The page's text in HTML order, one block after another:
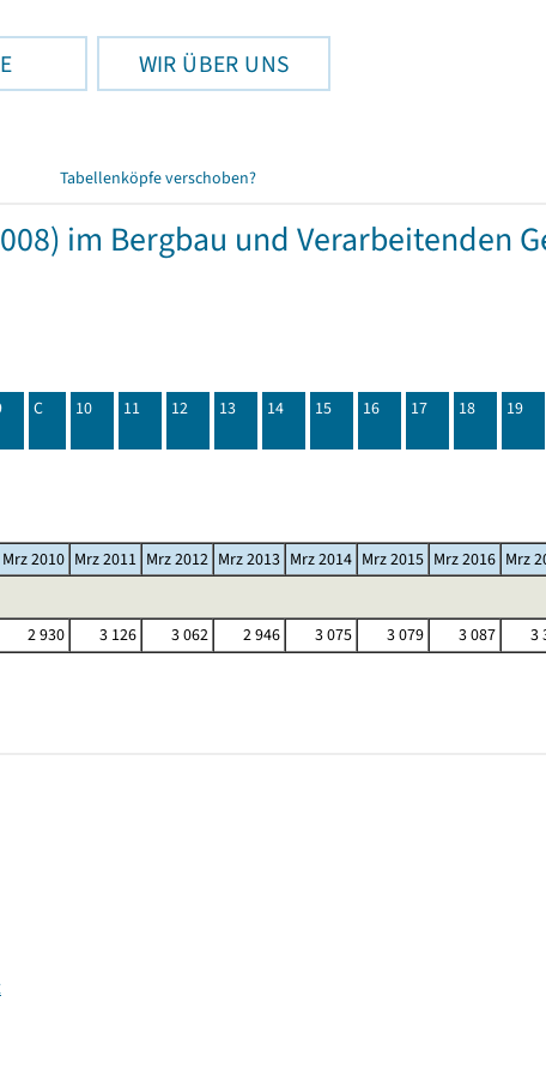
WIR ÜBER UNS
Tabellenköpfe verschoben?
im Bergbau und Verarbeitenden
C 10 11 12 13 14 15 16 17 18 19
Mrz 2010 Mrz 2011 Mrz 2012 Mrz 2013 Mrz 2014 Mrz 2015 Mrz 2016 Mrz
2 930 3 126 3 062 2 946 3 075 3 079 3 087 3